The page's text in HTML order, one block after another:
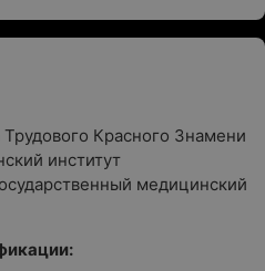
Красного Знамени
институт
медицинский